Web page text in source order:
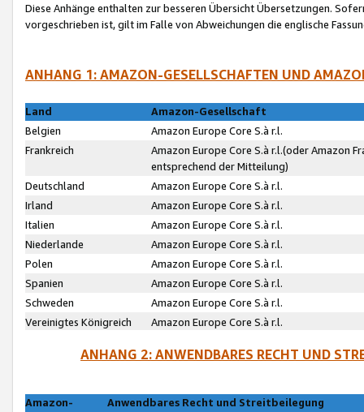
Diese Anhänge enthalten zur besseren Übersicht Übersetzungen.
vorgeschrieben ist, gilt im Falle von Abweichungen die englische
ANHANG 1: AMAZON-GESELLSCHAFTEN UND
Land
Amazon-Gesellschaft
Belgien
Amazon Europe Core S.à r.l.
Frankreich
Amazon Europe Core S.à r.l.(oder Amazon
entsprechend der Mitteilung)
Deutschland
Amazon Europe Core S.à r.l.
Irland
Amazon Europe Core S.à r.l.
Italien
Amazon Europe Core S.à r.l.
Niederlande
Amazon Europe Core S.à r.l.
Polen
Amazon Europe Core S.à r.l.
Spanien
Amazon Europe Core S.à r.l.
Schweden
Amazon Europe Core S.à r.l.
Vereinigtes Königreich
Amazon Europe Core S.à r.l.
ANHANG 2: ANWENDBARES RECHT UND
Amazon-
Anwendbares Recht und Streitbeilegung